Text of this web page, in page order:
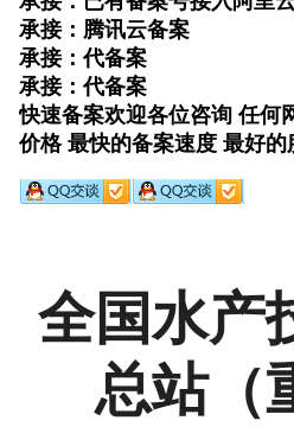
全国水产
总站（